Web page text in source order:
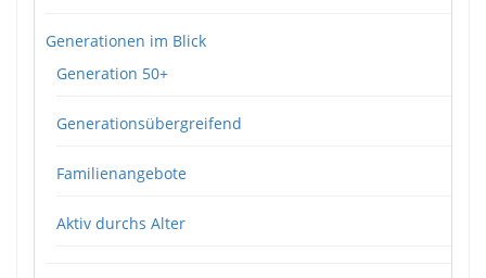
Generationen im Blick
Generation 50+
Generationsübergreifend
Familienangebote
Aktiv durchs Alter